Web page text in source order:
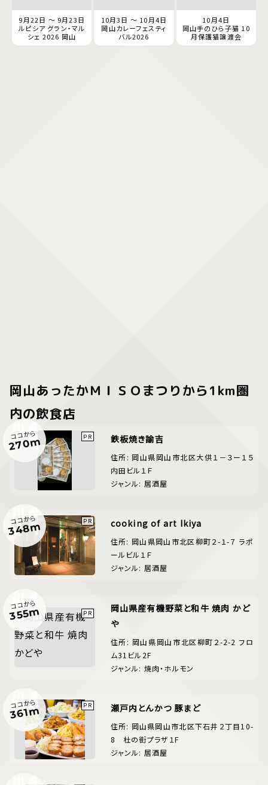
9月22日 ～ 9月23日
ルピシア グラン・マル
シェ 2026 岡山
10月3日 ～ 10月4日
岡山カレーフェスティ
バル2026
10月4日
岡山手のひら子猫 10
月保護猫譲渡会
岡山あったかＭＩＳＯまつりから1km圏
内の飲食店
ココから
270m 鉄板焼き諭吉
住所: 岡山県岡山市北区大供１－３ー１５
内田ビル１Ｆ
ジャンル: 居酒屋
ココから
348m cooking of art Ikiya
住所: 岡山県岡山市北区柳町２-１-７ ラポ
ールビル１Ｆ
ジャンル: 居酒屋
ココから
355m
岡山県産有機野菜と和牛 焼肉 かど
や
住所: 岡山県岡山市北区柳町２-2-2 フロ
ム31ビル2F
ジャンル: 焼肉・ホルモン
ココから
361m 瀬戸内とんかつ 豚まど
住所: 岡山県岡山市北区下石井２丁目10-
8 杜の街プラザ１F
ジャンル: 居酒屋